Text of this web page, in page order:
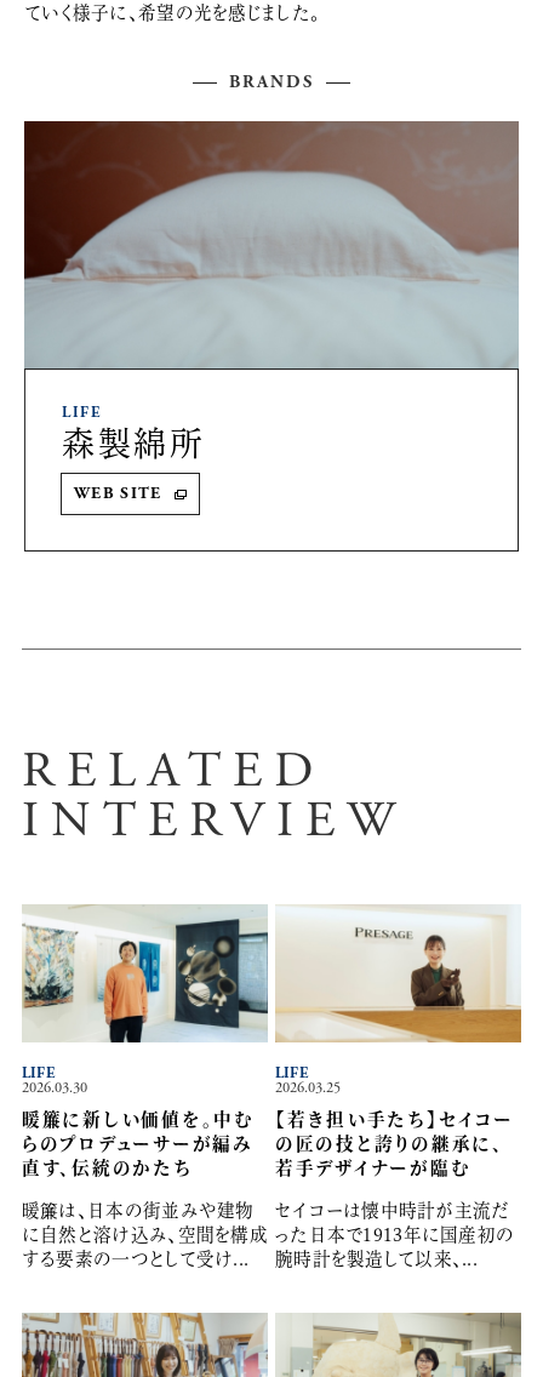
ていく様子に、希望の光を感じました。
BRANDS
LIFE
森製綿所
WEB SITE
RELATED
INTERVIEW
2026.03.30
暖簾に新しい価値を。中む
らのプロデューサーが編み
直す、伝統のかたち
暖簾は、日本の街並みや建物
に自然と溶け込み、空間を構成
する要素の一つとして受け...
LIFE
2026.03.25
【若き担い手たち】セイコー
の匠の技と誇りの継承に、
若手デザイナーが臨む
セイコーは懐中時計が主流だ
った日本で1913年に国産初の
腕時計を製造して以来、...
LIFE